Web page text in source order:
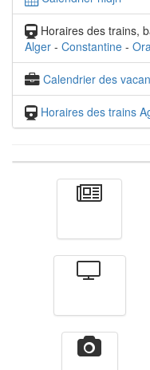
Horaires des trains,
Alger - Constantine -
Calendrier des
Horaires des trains